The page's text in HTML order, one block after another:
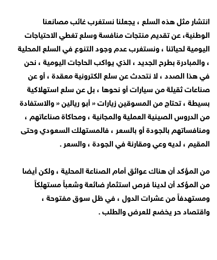
انتشار مثل هذه السلع ، يجعلنا نستغرب غائب مصانعنا
الوطنية، عن تقديم منتجات منافسة وسلع تغطي الاحتياجات
اليومية لحياتنا ، ونستغرب عدم وجود التنوع في السلع المحلية
، والمبادرة بطرح الجديد ، الذي يواكب الحاجات اليومية ، نحن
في هذا الصدد ، لا نتحدث عن سلع الكترونية معقدة ، أو عن
صناعات ثقيلة من سيارات أو نحوها ، بل عن سلع استهلاكية
بسيطة ، تحتاج من المسوقين زيارات « أبو ريالين « والاستفادة
من الدروس الصينية العملية والمجانية ، ومحاكاة صناعاتهم ،
ومنافساتهم بالجودة أو بالسعر ، فالمستهلك السعودي وحتى
المقيم ، لديه وعي ومقارنة في الجودة ، والسعر .
من المؤكد أن هناك عوائق أمام الصناعة المحلية ، ولكن أيضا
من المؤكد أن لدينا فرص استثمار ضائعة وشعباً مستهلِكاً
ومستهدفاً من عشرات الدول ، في ظل سوق مفتوحة ،
واقتصاد حر يخضع للعرض والطلب .